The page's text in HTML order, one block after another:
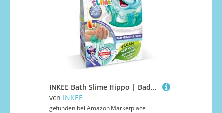
INKEE Bath Slime Hippo | Badeschleim für Kinder mit Vitamin E, 100g blaugrünes Schleimpulver mit Pfirsich Aroma, Badezusatz Kinder
von INKEE
gefunden bei Amazon Marketplace